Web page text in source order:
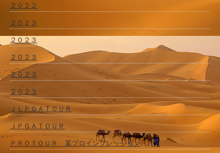
２０２２
２０２３
２０２３
２０２３
２０２３
２０２３
ＪＬＰＧＡＴＯＵＲ
ＪＰＧＡＴＯＵＲ
ＰＲＯＴＯＵＲ 某プロインプレッション